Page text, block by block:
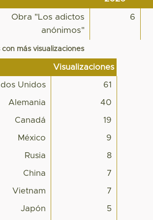
Obra "Los adictos
anónimos"
6
con más visualizaciones
Visualizaciones
Unidos 61
Alemania 40
Canadá 19
México 9
Rusia 8
China 7
Vietnam 7
Japón 5